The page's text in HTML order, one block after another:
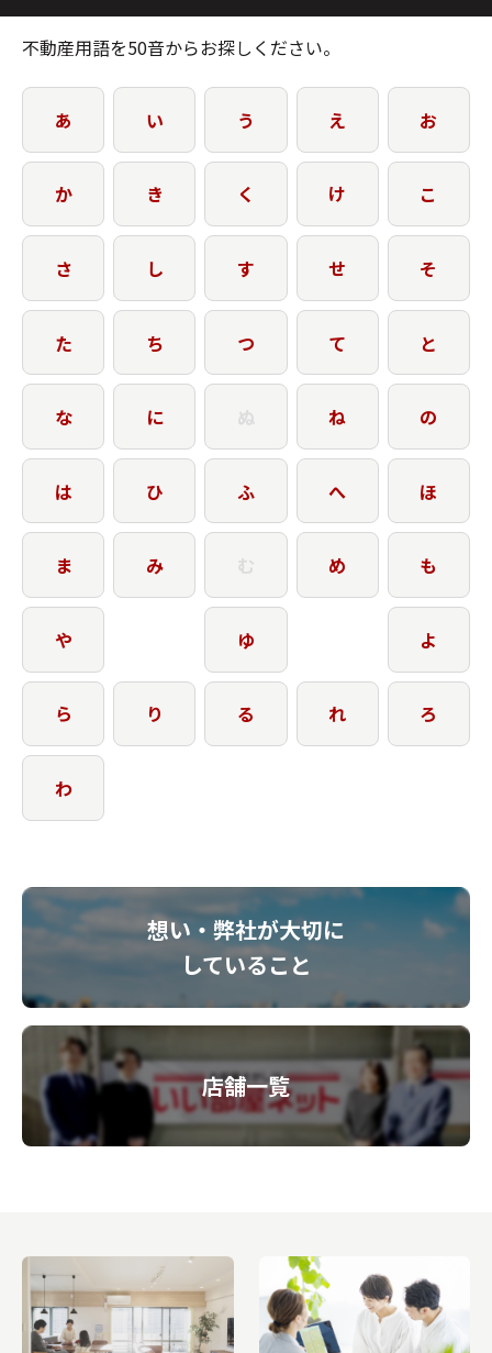
不動産用語を50音からお探しください。
あ い う え お
か き く け こ
さ し す せ そ
た ち つ て と
な に ぬ ね の
は ひ ふ へ ほ
ま み む め も
や ゆ よ
ら り る れ ろ
わ
想い・弊社が大切に
していること
店舗一覧